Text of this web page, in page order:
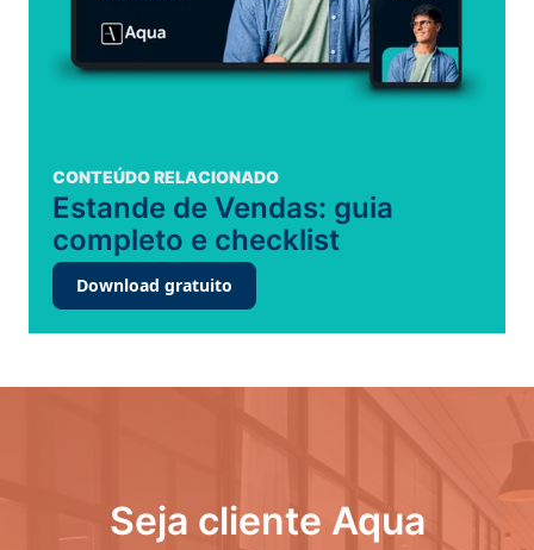
CONTEÚDO RELACIONADO
Estande de Vendas: guia
completo e checklist
Download gratuito
Seja cliente Aqua